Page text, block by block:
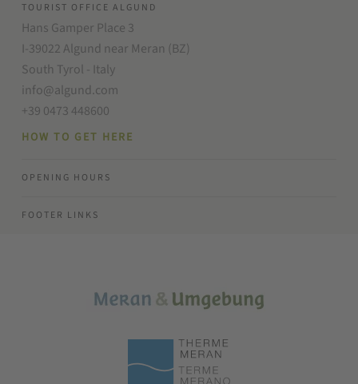
TOURIST OFFICE ALGUND
Hans Gamper Place 3
I-39022 Algund near Meran (BZ)
South Tyrol - Italy
info@algund.com
+39 0473 448600
HOW TO GET HERE
OPENING HOURS
FOOTER LINKS